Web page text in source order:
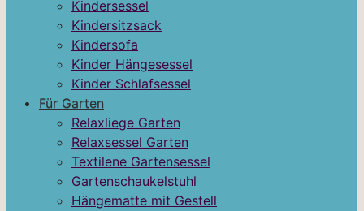
Kindersessel
Kindersitzsack
Kindersofa
Kinder Hängesessel
Kinder Schlafsessel
Für Garten
Relaxliege Garten
Relaxsessel Garten
Textilene Gartensessel
Gartenschaukelstuhl
Hängematte mit Gestell